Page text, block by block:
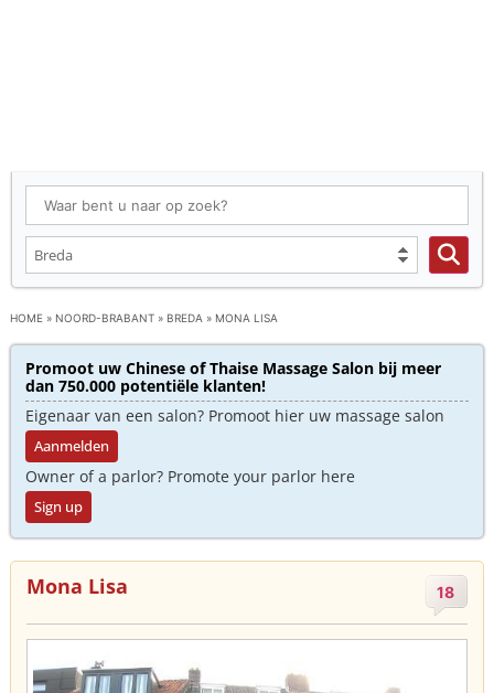
HOME » NOORD-BRABANT » BREDA » MONA LISA
Promoot uw Chinese of Thaise Massage Salon bij meer
dan 750.000 potentiële klanten!
Eigenaar van een salon? Promoot hier uw massage salon
Aanmelden
Owner of a parlor? Promote your parlor here
Sign up
Mona Lisa 18